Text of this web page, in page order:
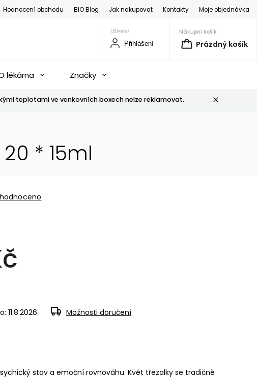
Hodnocení obchodu BIO Blog Jak nakupovat Kontakty Moje objednávka
Nákupní košík
Prázdný košík
Přihlášení
lékárna Značky
teplotami ve venkovních boxech nelze reklamovat.
* 15ml
stav a emoční rovnováhu. Květ třezalky se tradičně
11.8.2026 Možnosti doručení